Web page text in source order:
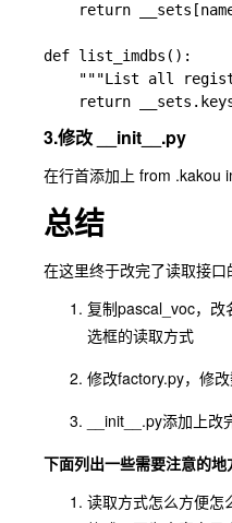
return
def list_imdbs():
"""List all
3.修改 __init__.py
在行首添加上 from .kakou
总结
在这里终于改完了读取接
复制pascal_voc，
选框的读取方式
修改factory.py，修
__init__.py添加上改
下面列出一些需要注意的地
读取方式怎么方便怎